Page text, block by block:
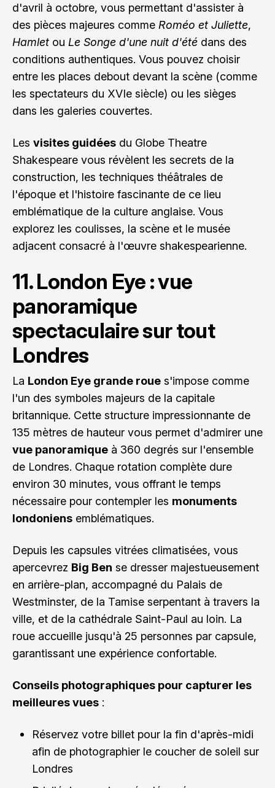
d'avril à octobre, vous permettant d'assister à
des pièces majeures comme Roméo et Juliette,
Hamlet ou Le Songe d'une nuit d'été dans des
conditions authentiques. Vous pouvez choisir
entre les places debout devant la scène (comme
les spectateurs du XVIe siècle) ou les sièges
dans les galeries couvertes.
Les visites guidées du Globe Theatre
Shakespeare vous révèlent les secrets de la
construction, les techniques théâtrales de
l'époque et l'histoire fascinante de ce lieu
emblématique de la culture anglaise. Vous
explorez les coulisses, la scène et le musée
adjacent consacré à l'œuvre shakespearienne.
11. London Eye : vue
panoramique
spectaculaire sur tout
Londres
La London Eye grande roue s'impose comme
l'un des symboles majeurs de la capitale
britannique. Cette structure impressionnante de
135 mètres de hauteur vous permet d'admirer une
vue panoramique à 360 degrés sur l'ensemble
de Londres. Chaque rotation complète dure
environ 30 minutes, vous offrant le temps
nécessaire pour contempler les monuments
londoniens emblématiques.
Depuis les capsules vitrées climatisées, vous
apercevrez Big Ben se dresser majestueusement
en arrière-plan, accompagné du Palais de
Westminster, de la Tamise serpentant à travers la
ville, et de la cathédrale Saint-Paul au loin. La
roue accueille jusqu'à 25 personnes par capsule,
garantissant une expérience confortable.
Conseils photographiques pour capturer les
meilleures vues :
Réservez votre billet pour la fin d'après-midi
afin de photographier le coucher de soleil sur
Londres